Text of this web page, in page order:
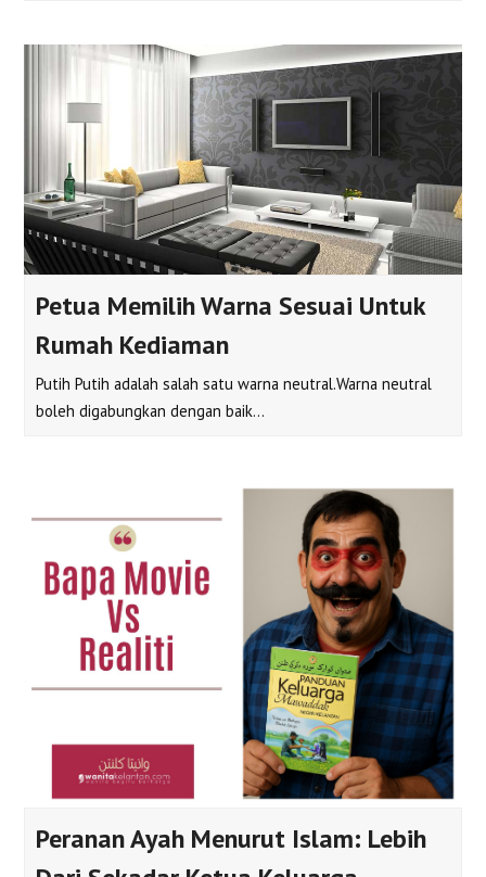
Petua Memilih Warna Sesuai Untuk
Rumah Kediaman
Putih Putih adalah salah satu warna neutral.Warna neutral
boleh digabungkan dengan baik…
Peranan Ayah Menurut Islam: Lebih